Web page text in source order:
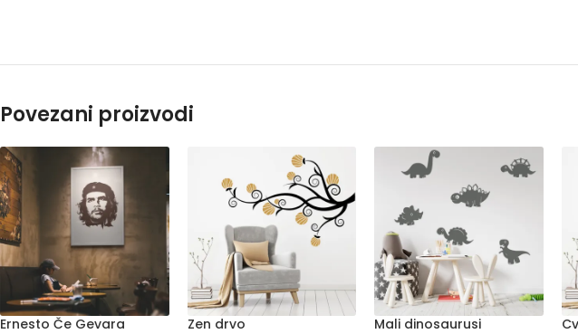
Povezani proizvodi
Ernesto Če Gevara Zen drvo Mali dinosaurusi